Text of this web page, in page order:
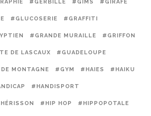
#GERBILLE #GIMS #GIRAFE
#GLUCOSERIE #GRAFFITI
#GRANDE MURAILLE #GRIFFON
DE LASCAUX #GUADELOUPE
MONTAGNE #GYM #HAIES #HAIKU
#HANDISPORT
#HIP HOP #HIPPOPOTALE